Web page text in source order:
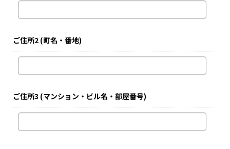
ご住所2 (町名・番地)
ご住所3 (マンション・ビル名・部屋番号)